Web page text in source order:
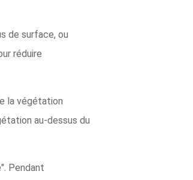
de surface, ou
réduire
la végétation
au-dessus du
Pendant